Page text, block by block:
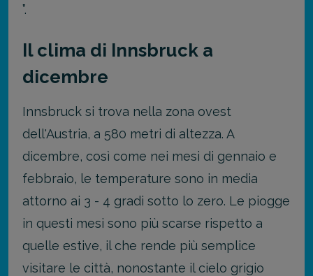
”.
Il clima di Innsbruck a
dicembre
Innsbruck si trova nella zona ovest
dell'Austria, a 580 metri di altezza. A
dicembre, così come nei mesi di gennaio e
febbraio, le temperature sono in media
attorno ai 3 - 4 gradi sotto lo zero. Le piogge
in questi mesi sono più scarse rispetto a
quelle estive, il che rende più semplice
visitare le città, nonostante il cielo grigio